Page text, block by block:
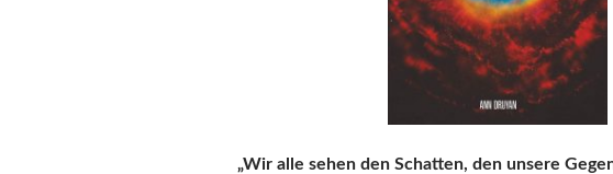
„Wir alle sehen den Schatten, den unsere